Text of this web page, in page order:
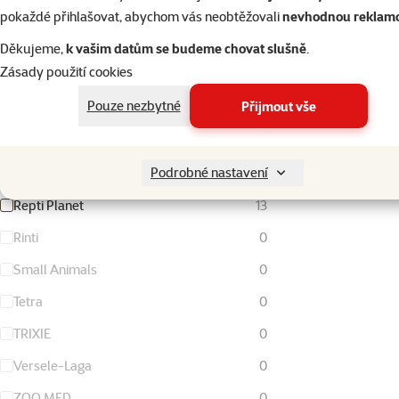
pokaždé přihlašovat, abychom vás neobtěžovalinevhodnou
Děkujeme,k vašim datům se budeme chovat slušně.
Zásady použití cookies
Pouze nezbytné
Přijmout vše
Podrobné nastavení
FURminator
0
Living World
0
Magic Cat
0
0
Repti Planet
13
Rinti
0
Small Animals
0
Tetra
0
TRIXIE
0
Versele-Laga
0